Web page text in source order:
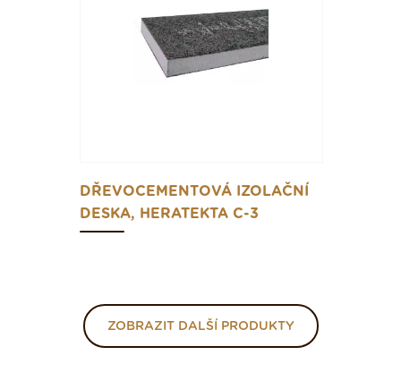
DŘEVOCEMENTOVÁ IZOLAČNÍ
DESKA, HERATEKTA C-3
ZOBRAZIT DALŠÍ PRODUKTY